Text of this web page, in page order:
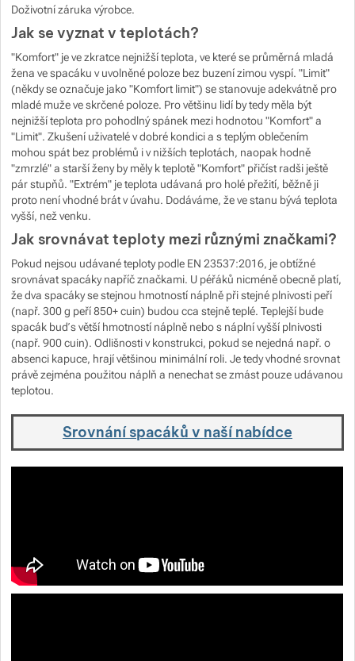
Doživotní záruka výrobce.
Jak se vyznat v teplotách?
"Komfort" je ve zkratce nejnižší teplota, ve které se průměrná mladá
žena ve spacáku v uvolněné poloze bez buzení zimou vyspí. "Limit"
(někdy se označuje jako "Komfort limit") se stanovuje adekvátně pro
mladé muže ve skrčené poloze. Pro většinu lidí by tedy měla být
nejnižší teplota pro pohodlný spánek mezi hodnotou "Komfort" a
"Limit". Zkušení uživatelé v dobré kondici a s teplým oblečením
mohou spát bez problémů i v nižších teplotách, naopak hodně
"zmrzlé" a starší ženy by měly k teplotě "Komfort" přičíst radši ještě
pár stupňů. "Extrém" je teplota udávaná pro holé přežití, běžně ji
proto není vhodné brát v úvahu. Dodáváme, že ve stanu bývá teplota
vyšší, než venku.
Jak srovnávat teploty mezi různými značkami?
Pokud nejsou udávané teploty podle EN 23537:2016, je obtížné
srovnávat spacáky napříč značkami. U péřáků nicméně obecně platí,
že dva spacáky se stejnou hmotností náplně při stejné plnivosti peří
(např. 300 g peří 850+ cuin) budou cca stejně teplé. Teplejší bude
spacák buď s větší hmotností náplně nebo s náplní vyšší plnivosti
(např. 900 cuin). Odlišnosti v konstrukci, pokud se nejedná např. o
absenci kapuce, hrají většinou minimální roli. Je tedy vhodné srovnat
právě zejména použitou náplň a nenechat se zmást pouze udávanou
teplotou.
Srovnání spacáků v naší nabídce